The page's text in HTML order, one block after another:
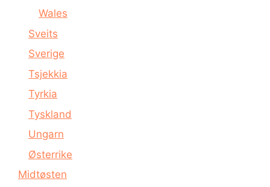
Wales
Sveits
Sverige
Tsjekkia
Tyrkia
Tyskland
Ungarn
Østerrike
Midtøsten